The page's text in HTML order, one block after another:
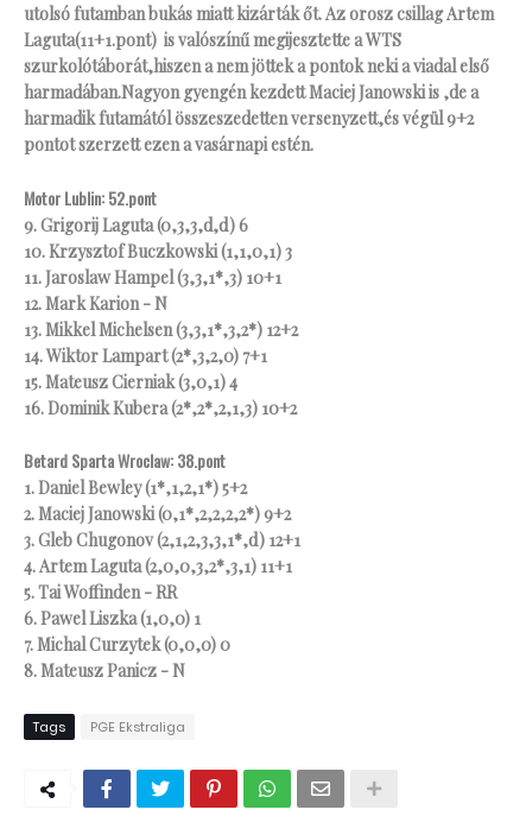
utolsó futamban bukás miatt kizárták őt. Az orosz csillag Artem
Laguta(11+1.pont) is valószínű megijesztette a WTS
szurkolótáborát,hiszen a nem jöttek a pontok neki a viadal első
harmadában.Nagyon gyengén kezdett Maciej Janowski is ,de a
harmadik futamától összeszedetten versenyzett,és végül 9+2
pontot szerzett ezen a vasárnapi estén.
Motor Lublin: 52.pont
9. Grigorij Laguta (0,3,3,d,d) 6
10. Krzysztof Buczkowski (1,1,0,1) 3
11. Jaroslaw Hampel (3,3,1*,3) 10+1
12. Mark Karion - N
13. Mikkel Michelsen (3,3,1*,3,2*) 12+2
14. Wiktor Lampart (2*,3,2,0) 7+1
15. Mateusz Cierniak (3,0,1) 4
16. Dominik Kubera (2*,2*,2,1,3) 10+2
Betard Sparta Wroclaw: 38.pont
1. Daniel Bewley (1*,1,2,1*) 5+2
2. Maciej Janowski (0,1*,2,2,2,2*) 9+2
3. Gleb Chugonov (2,1,2,3,3,1*,d) 12+1
4. Artem Laguta (2,0,0,3,2*,3,1) 11+1
5. Tai Woffinden - RR
6. Pawel Liszka (1,0,0) 1
7. Michal Curzytek (0,0,0) 0
8. Mateusz Panicz - N
Tags PGE Ekstraliga